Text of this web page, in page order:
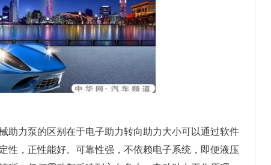
助力泵的区别在于电子助力转向助力大小可以通过软件
性，正性能好。可靠性强，不依赖电子系统，即便液压